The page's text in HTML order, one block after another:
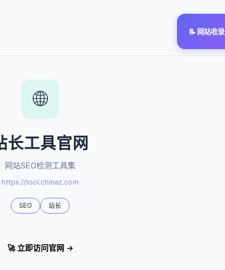
📝 网站收录
🌐
长工具官网
网站SEO检测工具集
https://tool.chinaz.com
SEO 站长
🚀 立即访问官网 →